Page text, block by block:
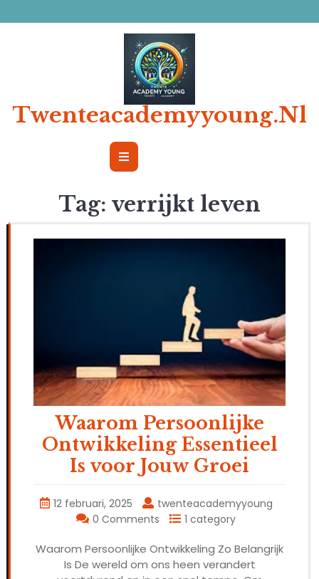
naar
Twenteacademyyoung.nl
Open
Tag: verrijkt leven
Waarom Persoonlijke
Ontwikkeling Essentieel
Is voor Jouw Groei
12 februari, 2025
twenteacademyyoung
0 Comments
1 category
Waarom Persoonlijke Ontwikkeling Zo Belangrijk
Is De wereld om ons heen verandert